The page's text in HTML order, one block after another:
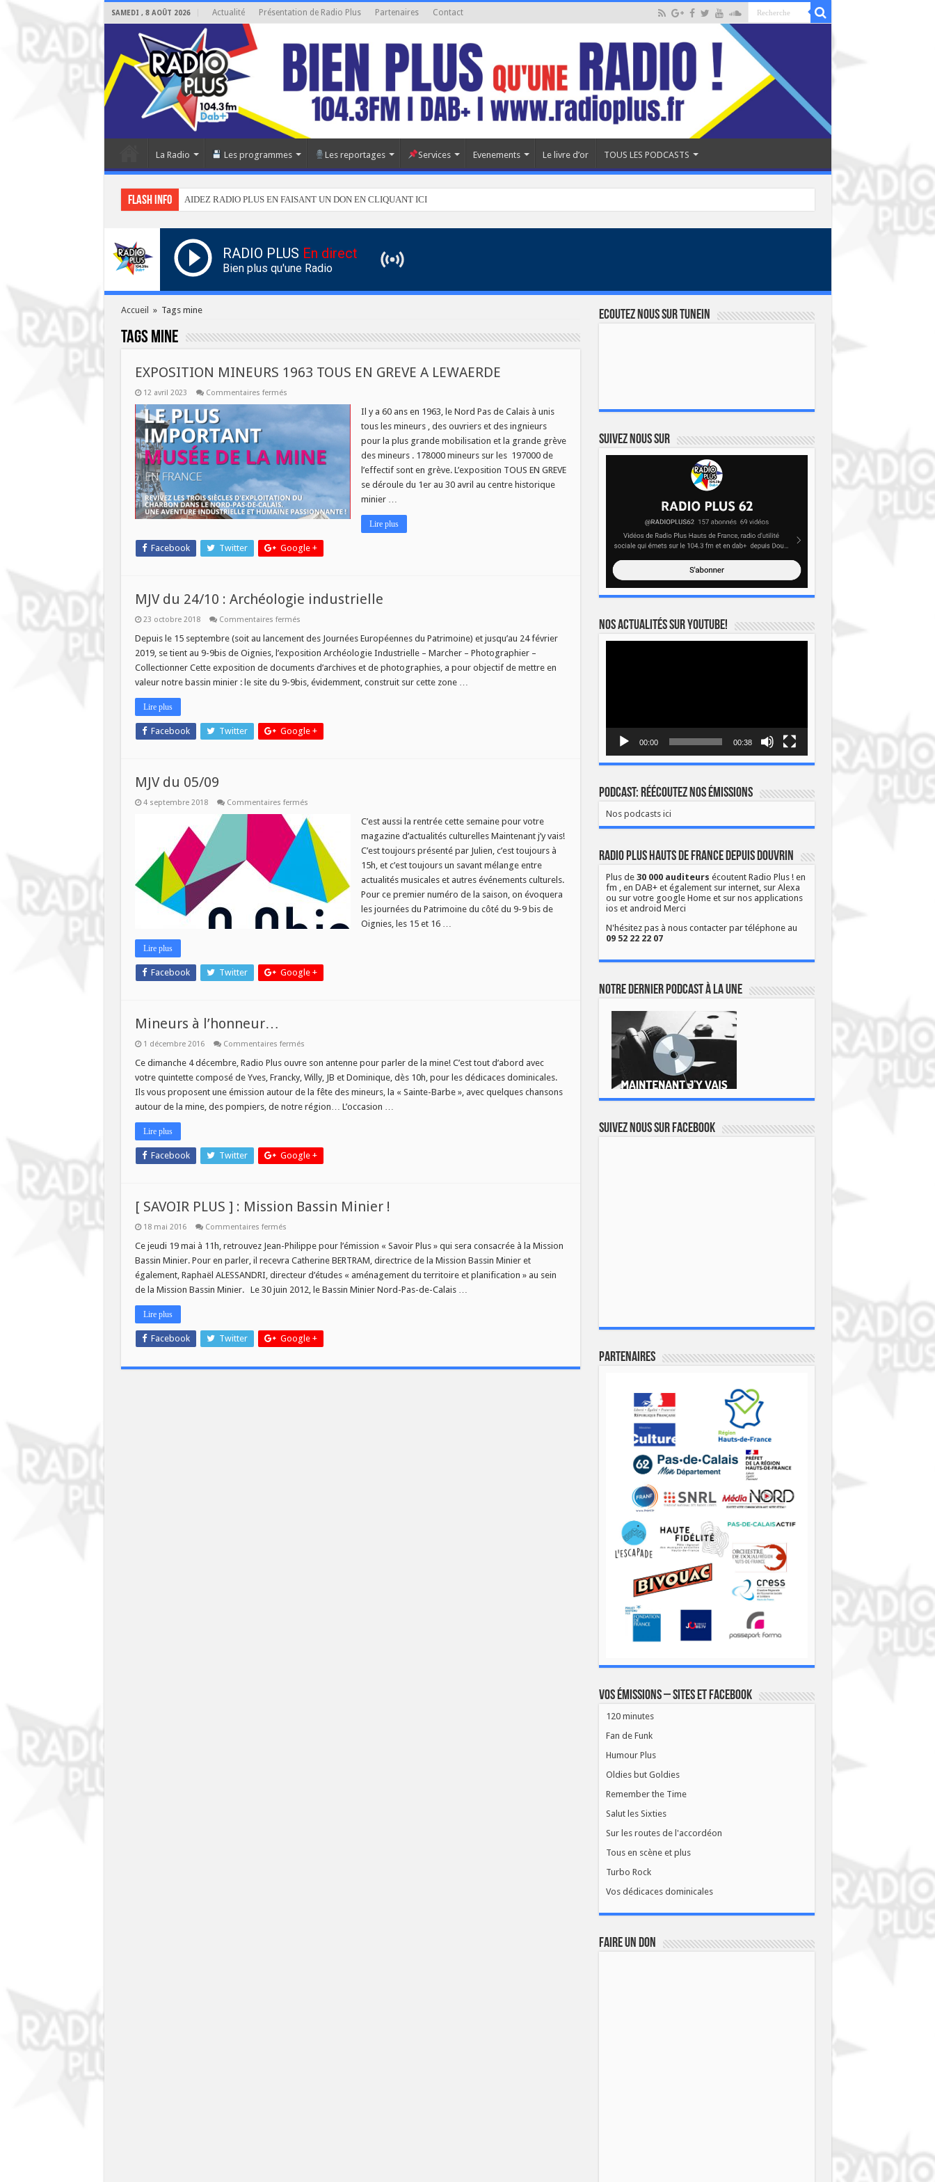
SAMEDI , 8 AOÛT 2026 Actualité Présentation de Radio Plus Partenaires Contact
La Radio Les programmes Les reportages Services Evenements Le livre d’or TOUS LES PODCASTS
Flash info AIDEZ RADIO PLUS EN FAISANT UN DON EN CLIQUANT ICI
RADIO PLUS En direct
Bien plus qu'une Radio
Accueil » Tags mine
Tags mine
EXPOSITION MINEURS 1963 TOUS EN GREVE A LEWAERDE
12 avril 2023 Commentaires ferméssur
EN
A
LEWAERDE
Il y a 60 ans en 1963, le Nord Pas de Calais à unis
tous les mineurs , des ouvriers et des ingnieurs
pour la plus grande mobilisation et la grande grève
des mineurs . 178000 mineurs sur les 197000 de
l’effectif sont en grève. L’exposition TOUS EN GREVE
se déroule du 1er au 30 avril au centre historique
minier …
Lire plus
Facebook Twitter Google +
MJV du 24/10 : Archéologie industrielle
23 octobre 2018 Commentaires ferméssur
du
:
Archéologie
industrielle
Depuis le 15 septembre (soit au lancement des Journées Européennes du Patrimoine) et jusqu’au 24 février
2019, se tient au 9-9bis de Oignies, l’exposition Archéologie Industrielle – Marcher – Photographier –
Collectionner Cette exposition de documents d’archives et de photographies, a pour objectif de mettre en
valeur notre bassin minier : le site du 9-9bis, évidemment, construit sur cette zone …
Lire plus
Facebook Twitter Google +
MJV du 05/09
4 septembre 2018 Commentaires ferméssur
du
05/09
C’est aussi la rentrée cette semaine pour votre
magazine d’actualités culturelles Maintenant j’y vais!
C’est toujours présenté par Julien, c’est toujours à
15h, et c’est toujours un savant mélange entre
actualités musicales et autres événements culturels.
Pour ce premier numéro de la saison, on évoquera
les journées du Patrimoine du côté du 9-9 bis de
Oignies, les 15 et 16 …
Lire plus
Facebook Twitter Google +
Mineurs à l’honneur…
1 décembre 2016 Commentaires ferméssur
à
Ce dimanche 4 décembre, Radio Plus ouvre son antenne pour parler de la mine! C’est tout d’abord avec
votre quintette composé de Yves, Francky, Willy, JB et Dominique, dès 10h, pour les dédicaces dominicales.
Ils vous proposent une émission autour de la fête des mineurs, la « Sainte-Barbe », avec quelques chansons
autour de la mine, des pompiers, de notre région… L’occasion …
Lire plus
Facebook Twitter Google +
[ SAVOIR PLUS ] : Mission Bassin Minier !
18 mai 2016 Commentaires ferméssur
SAVOIR
PLUS
]
:
Mission
Bassin
Ce jeudi 19 mai à 11h, retrouvez Jean-Philippe pour l’émission « Savoir Plus » qui sera consacrée à la Mission
Bassin Minier. Pour en parler, il recevra Catherine BERTRAM, directrice de la Mission Bassin Minier et
également, Raphaël ALESSANDRI, directeur d’études « aménagement du territoire et planification » au sein
de la Mission Bassin Minier. Le 30 juin 2012, le Bassin Minier Nord-Pas-de-Calais …
Lire plus
Facebook Twitter Google +
Ecoutez nous sur TuneIn
Suivez nous sur
Nos actualités sur YOUTUBE!
00:00 00:38
Podcast: Réécoutez nos émissions
Nos podcasts ici
Radio Plus Hauts de France depuis Douvrin
Plus de 30 000 auditeurs écoutent Radio Plus ! en
fm , en DAB+ et également sur internet, sur Alexa
ou sur votre google Home et sur nos applications
ios et android Merci
N'hésitez pas à nous contacter par téléphone au
09 52 22 22 07
Notre dernier podcast à la une
Suivez nous sur Facebook
Partenaires
Vos émissions – Sites et Facebook
120 minutes
Fan de Funk
Humour Plus
Oldies but Goldies
Remember the Time
Salut les Sixties
Sur les routes de l'accordéon
Tous en scène et plus
Turbo Rock
Vos dédicaces dominicales
FAIRE UN DON